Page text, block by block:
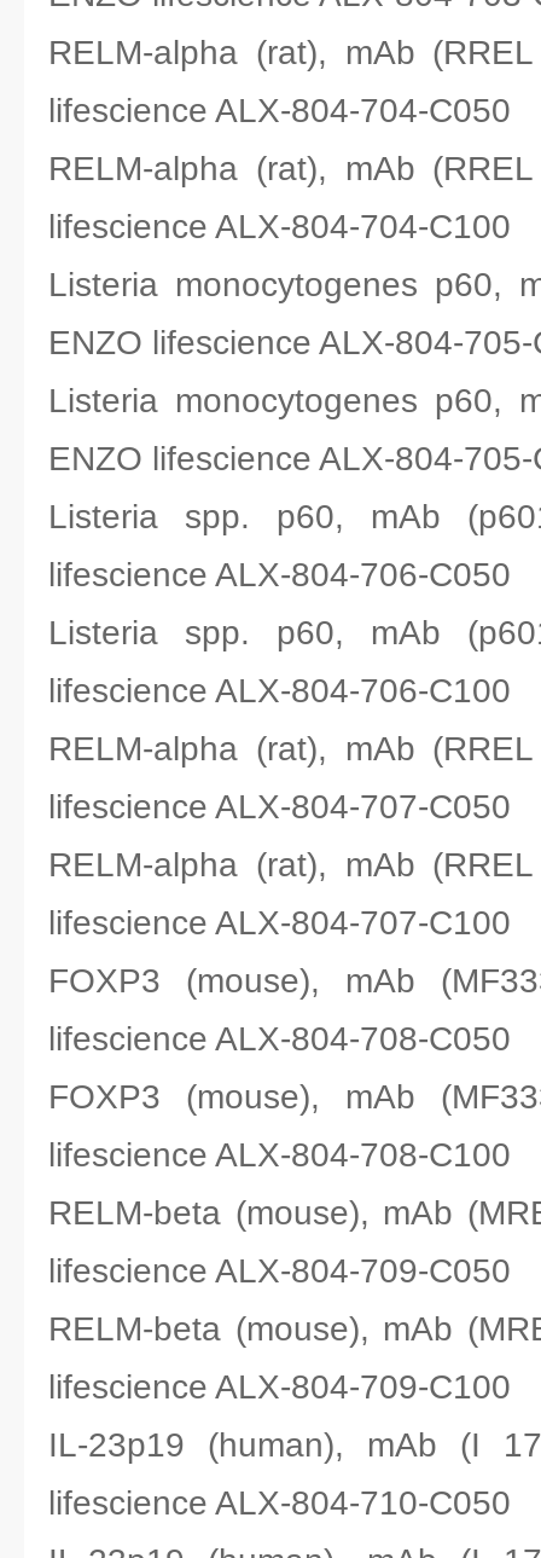
RELM-alpha (rat), mAb
lifescience ALX-804-704-C050
RELM-alpha (rat), mAb
lifescience ALX-804-704-C100
Listeria monocytogenes p60,
ENZO lifescience ALX-804-
Listeria monocytogenes p60,
ENZO lifescience ALX-804-
Listeria spp. p60, mAb
lifescience ALX-804-706-C050
Listeria spp. p60, mAb
lifescience ALX-804-706-C100
RELM-alpha (rat), mAb
lifescience ALX-804-707-C050
RELM-alpha (rat), mAb
lifescience ALX-804-707-C100
FOXP3 (mouse), mAb
lifescience ALX-804-708-C050
FOXP3 (mouse), mAb
lifescience ALX-804-708-C100
RELM-beta (mouse), mAb
lifescience ALX-804-709-C050
RELM-beta (mouse), mAb
lifescience ALX-804-709-C100
IL-23p19 (human), mAb (I
lifescience ALX-804-710-C050